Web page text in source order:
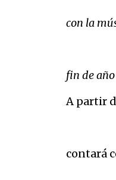
con la
fin de año
A partir
contará